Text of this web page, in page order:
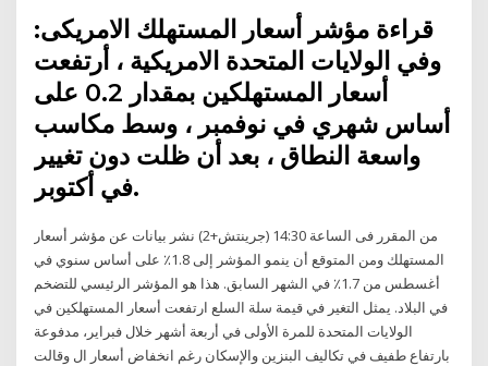
قراءة مؤشر أسعار المستهلك الامريكى:
وفي الولايات المتحدة الامريكية ، أرتفعت
أسعار المستهلكين بمقدار 0.2 على
أساس شهري في نوفمبر ، وسط مكاسب
واسعة النطاق ، بعد أن ظلت دون تغيير
في أكتوبر.
من المقرر فى الساعة 14:30 (جرينتش+2) نشر بيانات عن مؤشر أسعار
المستهلك ومن المتوقع أن ينمو المؤشر إلى 1.8٪ على أساس سنوي في
أغسطس من 1.7٪ في الشهر السابق. هذا هو المؤشر الرئيسي للتضخم
في البلاد. يمثل التغير في قيمة سلة السلع ارتفعت أسعار المستهلكين في
الولايات المتحدة للمرة الأولى في أربعة أشهر خلال فبراير، مدفوعة
بارتفاع طفيف في تكاليف البنزين والإسكان رغم انخفاض أسعار ال وقالت